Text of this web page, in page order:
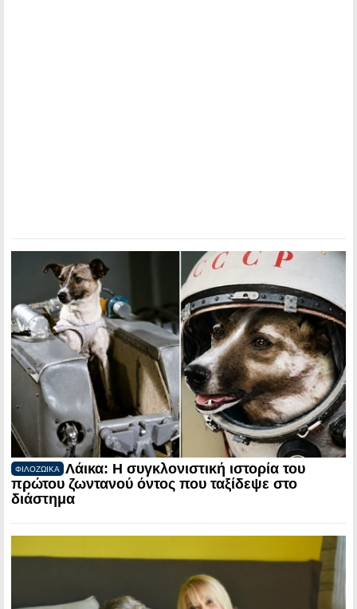
ΦΙΛΟΖΩΙΚΑ
Λάικα: Η συγκλονιστική ιστορία του
πρώτου ζωντανού όντος που ταξίδεψε στο
διάστημα